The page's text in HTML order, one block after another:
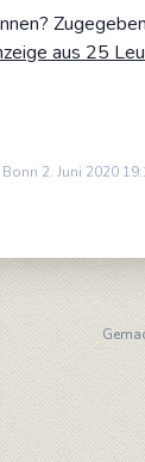
aus 25
2. Juni 2020